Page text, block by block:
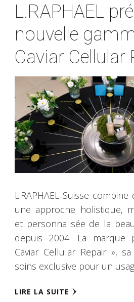
L.RAPHAEL
nouvelle
Caviar Cellular
L.RAPHAEL Suisse
une approche holistique,
et personnalisée de la
depuis 2004. La marque
Caviar Cellular Repair »,
soins exclusive pour un
LIRE LA SUITE